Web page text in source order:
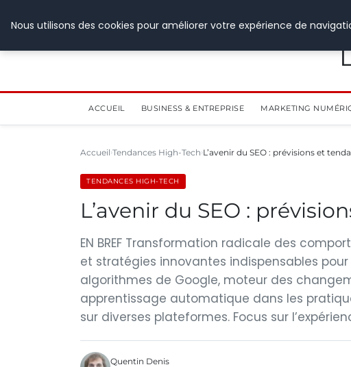
ACCUEIL BUSINESS & ENTREPRISE MARKETING
Accueil Tendances High-Tech L’avenir du SEO : prévisions et
TENDANCES HIGH-TECH
L’avenir du SEO :
EN BREF Transformation radicale des
et stratégies innovantes indispensables pour
algorithmes de Google, moteur des
apprentissage automatique dans les
sur diverses plateformes. Focus sur
Quentin Denis
Nous utilisons des cookies pour améliorer votre expérience de